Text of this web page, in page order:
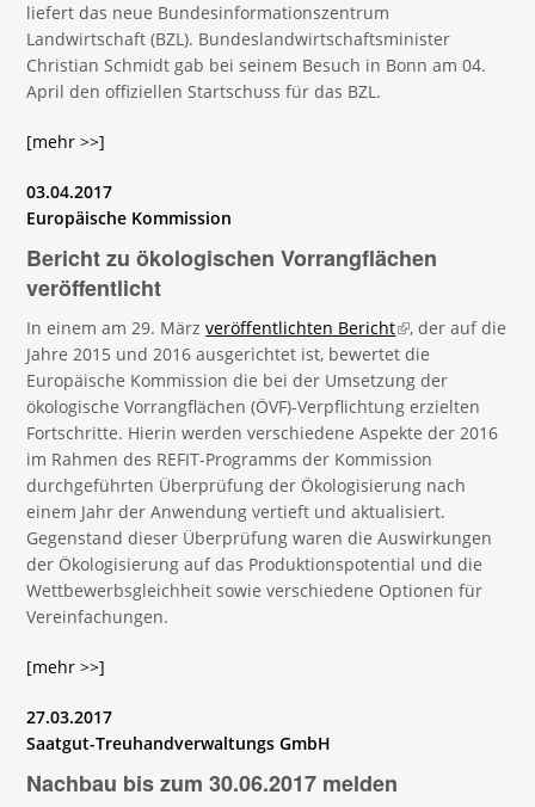
liefert das neue Bundesinformationszentrum
Landwirtschaft (BZL). Bundeslandwirtschaftsminister
Christian Schmidt gab bei seinem Besuch in Bonn am 04.
April den offiziellen Startschuss für das BZL.
[mehr >>]
03.04.2017
Europäische Kommission
Bericht zu ökologischen Vorrangflächen
veröffentlicht
In einem am 29. Märzveröffentlichten Bericht(link is external)
, der auf die
Jahre 2015 und 2016 ausgerichtet ist, bewertet die
Europäische Kommission die bei der Umsetzung der
ökologische Vorrangflächen (ÖVF)-Verpflichtung erzielten
Fortschritte. Hierin werden verschiedene Aspekte der 2016
im Rahmen des REFIT-Programms der Kommission
durchgeführten Überprüfung der Ökologisierung nach
einem Jahr der Anwendung vertieft und aktualisiert.
Gegenstand dieser Überprüfung waren die Auswirkungen
der Ökologisierung auf das Produktionspotential und die
Wettbewerbsgleichheit sowie verschiedene Optionen für
Vereinfachungen.
[mehr >>]
27.03.2017
Saatgut-Treuhandverwaltungs GmbH
Nachbau bis zum 30.06.2017 melden